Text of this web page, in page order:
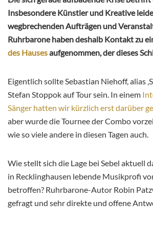
Insbesondere Künstler und Kreative
wegbrechenden Aufträgen und
Ruhrbarone haben deshalb Kontakt zu
des Hausesaufgenommen, der dieses
Eigentlich sollte Sebastian Niehoff, alias
Stefan Stoppok auf Tour sein. In einem
Sänger hatten wir kürzlich erst darüber
aber wurde die Tournee der Combo
wie so viele andere in diesen Tagen auch.
Wie stellt sich die Lage bei Sebel aktuell
in Recklinghausen lebende Musikprofi
betroffen? Ruhrbarone-Autor Robin
gefragt und sehr direkte und offene